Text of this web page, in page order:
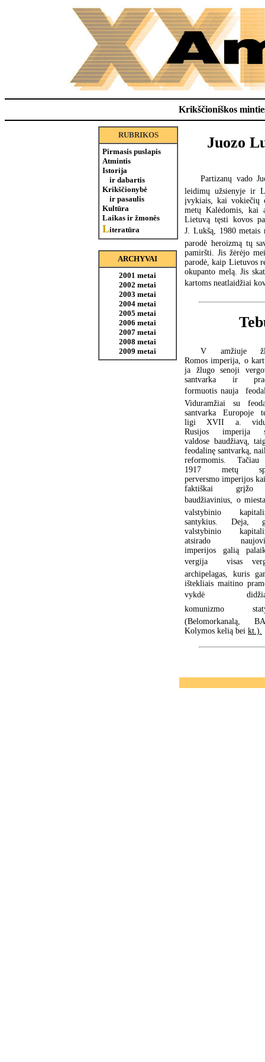
Krikščioniškos
RUBRIKOS
Pirmasis puslapis
Atmintis
Istorija
ir dabartis
Krikščionybė
ir pasaulis
Kultūra
Laikas ir žmonės
Literatūra
ARCHYVAI
2001 metai
2002 metai
2003 metai
2004 metai
2005 metai
2006 metai
2007 metai
2008 metai
2009 metai
Juozo
Partizanų vado
leidimų užsienyje ir
įvykiais, kai vokiečių
metų Kalėdomis, kai
Lietuvą tęsti kovos
J. Lukšą, 1980 metais
parodė heroizmą tų
pamiršti. Jis žėrėjo
parodė, kaip Lietuvos
okupanto melą. Jis
kartoms neatlaidžiai
V amžiuje
Romos imperija, o
ja žlugo senoji
santvarka ir
formuotis nauja 
Viduramžiai su
santvarka Europoje
ligi XVII a.
Rusijos imperija
valdose baudžiavą,
feodalinę santvarką,
reformomis.
1917 metų
perversmo imperijos
faktiškai
baudžiavinius, o
valstybinio
santykius. Deja,
valstybinio
atsirado
imperijos galią
vergija  visas
archipelagas, kuris
ištekliais maitino
vykdė
komunizmo
(Belomorkanalą,
Kolymos kelią bei kt.).